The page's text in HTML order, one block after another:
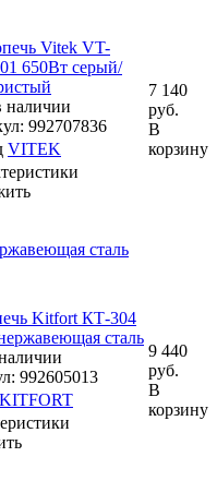
Vitek VT-
650Вт серый/
наличии
992707836
VITEK
7 140
руб.
В
корзину
сталь
Kitfort КТ-304
сталь
992605013
KITFORT
9 440
руб.
В
корзину